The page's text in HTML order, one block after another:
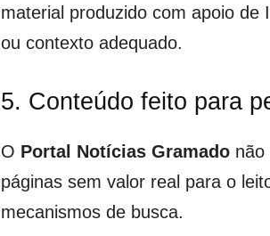
material produzido com apoio
ou contexto adequado.
5. Conteúdo feito para
O Portal Notícias Gramado não
páginas sem valor real para o
mecanismos de busca.